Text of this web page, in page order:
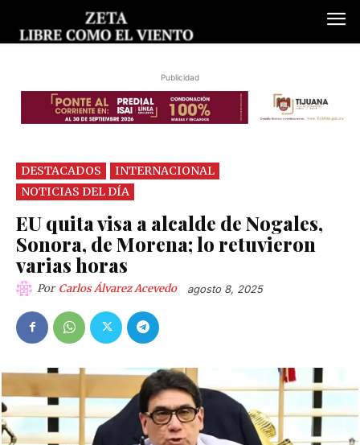
Publicidad
DESTACADOS
INTERNACIONAL
NOTICIAS DEL DÍA
EU quita visa a alcalde de Nogales,
Sonora, de Morena; lo retuvieron
varias horas
Por Carlos Álvarez Acevedo agosto 8, 2025